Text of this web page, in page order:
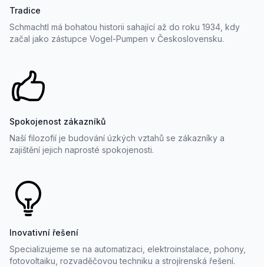
Tradice
Schmachtl má bohatou historii sahající až do roku 1934, kdy
začal jako zástupce Vogel-Pumpen v Československu.
Spokojenost zákazníků
Naší filozofií je budování úzkých vztahů se zákazníky a
zajištění jejich naprosté spokojenosti.
Inovativní řešení
Specializujeme se na automatizaci, elektroinstalace, pohony,
fotovoltaiku, rozvaděčovou techniku a strojírenská řešení.